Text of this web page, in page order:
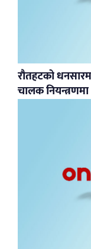
रौतहटको
चालक नियन्त्रणमा